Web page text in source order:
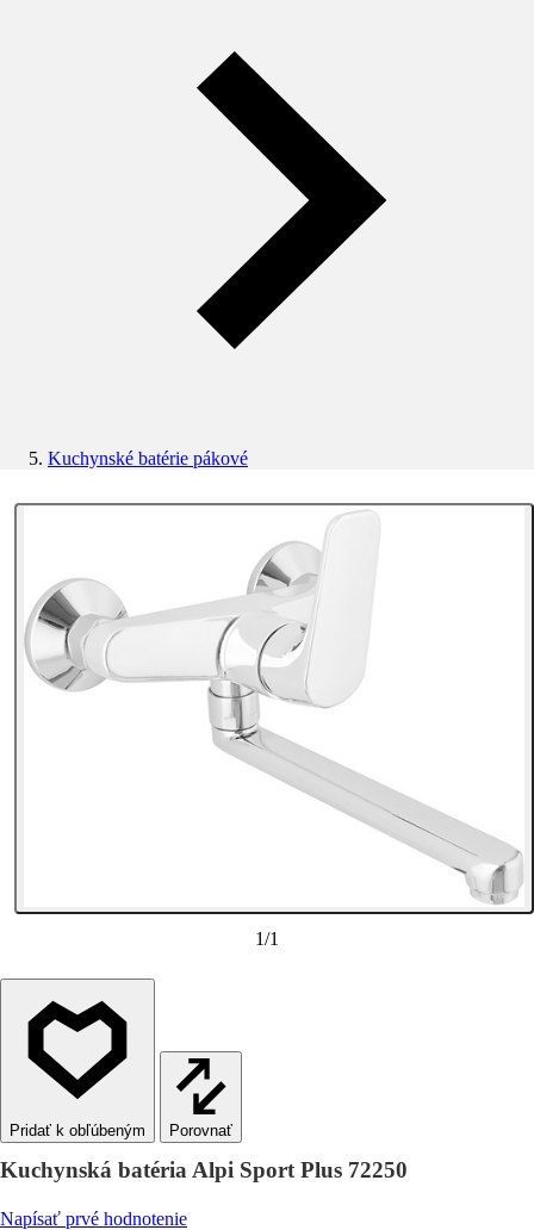
Kuchynské batérie pákové
1/1
Porovnať
Kuchynská batéria Alpi Sport Plus 72250
Napísať prvé hodnotenie